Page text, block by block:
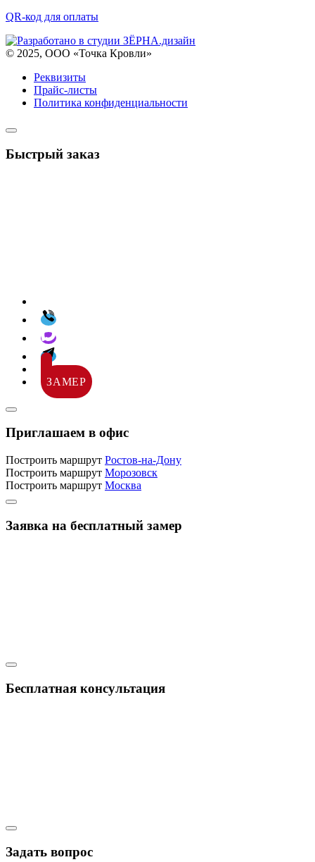
QR-код для оплаты
© 2025, ООО «Точка Кровли»
Реквизиты
Прайс-листы
Политика конфиденциальности
Быстрый заказ
ЗАМЕР
Приглашаем в офис
Построить маршрут Ростов-на-Дону
Построить маршрут Морозовск
Построить маршрут Москва
Заявка на бесплатный замер
Бесплатная консультация
Задать вопрос